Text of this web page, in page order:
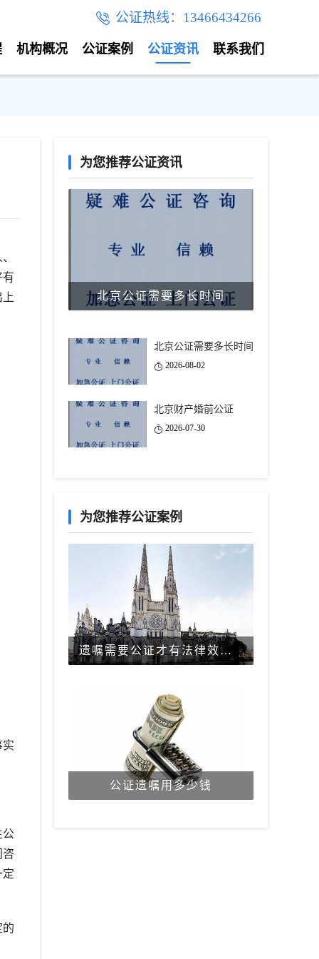
公证热线：13466434266
联系我们
公证资讯
公证案例
机构概况
有
公
咨
定
为您推荐公证资讯
北京公证需要多长时间
北京公证需要多长时间
2026-08-02
北京财产婚前公证
2026-07-30
为您推荐公证案例
遗嘱需要公证才有法律效力吗？
公证遗嘱用多少钱